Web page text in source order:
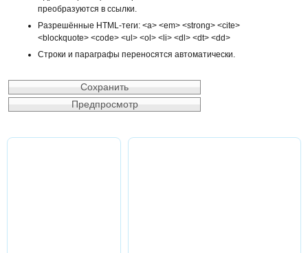
преобразуются в ссылки.
Разрешённые HTML-теги: <a> <em> <strong> <cite>
<blockquote> <code> <ul> <ol> <li> <dl> <dt> <dd>
Строки и параграфы переносятся автоматически.